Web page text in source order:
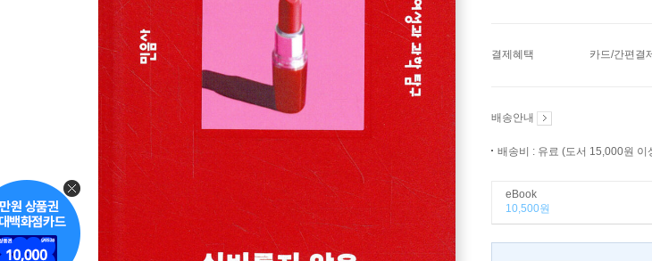
결제혜택 카드/간편결
배송안내
배송비 : 유료 (도서 15,000원 이
eBook
10,500원